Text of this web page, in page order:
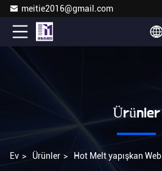
meitie2016@gmail.com
Ürünler
Ev > Ürünler > Hot Melt yapışkan Web